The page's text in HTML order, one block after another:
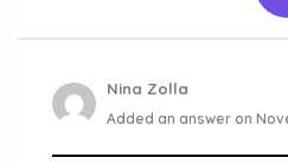
Nina Zolla
Added an answer on